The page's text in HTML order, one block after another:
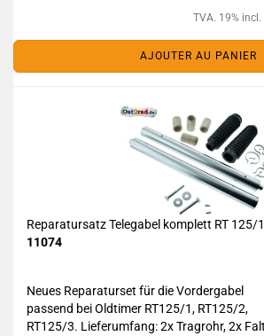
TVA. 19%
AJOUTER AU PANIER
Reparatursatz Telegabel komplett RT 125/
11074
Neues Reparaturset für die Vordergabel
passend bei Oldtimer RT125/1, RT125/2,
RT125/3. Lieferumfang: 2x Tragrohr, 2x